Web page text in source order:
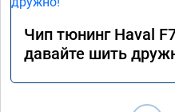
Чип тюнинг Haval
давайте шить